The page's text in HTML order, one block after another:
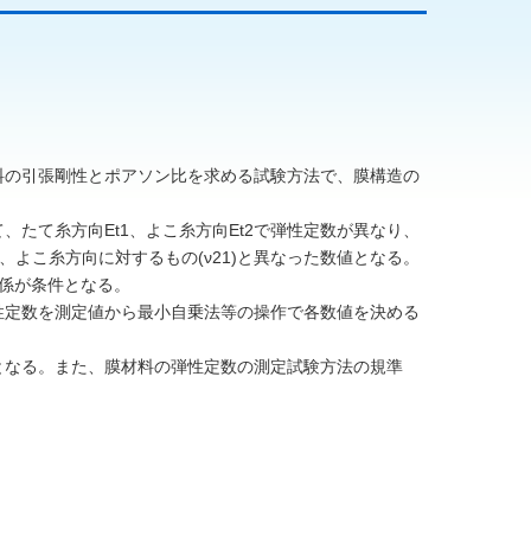
引張剛性とポアソン比を求める試験方法で、膜構造の
たて糸方向Et1、よこ糸方向Et2で弾性定数が異なり、
こ糸方向に対するもの(ν21)と異なった数値となる。
が条件となる。
数を測定値から最小自乗法等の操作で各数値を決める
る。また、膜材料の弾性定数の測定試験方法の規準